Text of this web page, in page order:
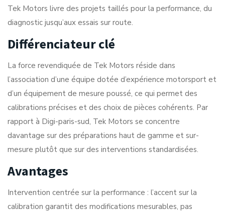
Tek Motors livre des projets taillés pour la performance, du
diagnostic jusqu’aux essais sur route.
Différenciateur clé
La force revendiquée de Tek Motors réside dans
l’association d’une équipe dotée d’expérience motorsport et
d’un équipement de mesure poussé, ce qui permet des
calibrations précises et des choix de pièces cohérents. Par
rapport à Digi-paris-sud, Tek Motors se concentre
davantage sur des préparations haut de gamme et sur-
mesure plutôt que sur des interventions standardisées.
Avantages
Intervention centrée sur la performance : l’accent sur la
calibration garantit des modifications mesurables, pas